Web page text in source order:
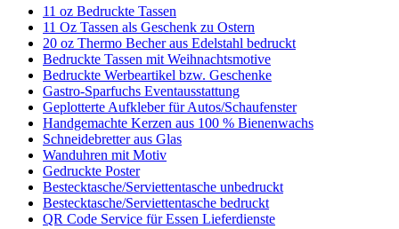
11 oz Bedruckte Tassen
11 Oz Tassen als Geschenk zu Ostern
20 oz Thermo Becher aus Edelstahl bedruckt
Bedruckte Tassen mit Weihnachtsmotive
Bedruckte Werbeartikel bzw. Geschenke
Gastro-Sparfuchs Eventausstattung
Geplotterte Aufkleber für Autos/Schaufenster
Handgemachte Kerzen aus 100 % Bienenwachs
Schneidebretter aus Glas
Wanduhren mit Motiv
Gedruckte Poster
Bestecktasche/Serviettentasche unbedruckt
Bestecktasche/Serviettentasche bedruckt
QR Code Service für Essen Lieferdienste